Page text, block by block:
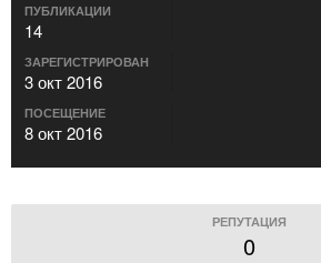
ПУБЛИКАЦИИ
14
ЗАРЕГИСТРИРОВАН
3 окт 2016
ПОСЕЩЕНИЕ
8 окт 2016
РЕПУТАЦИЯ
0